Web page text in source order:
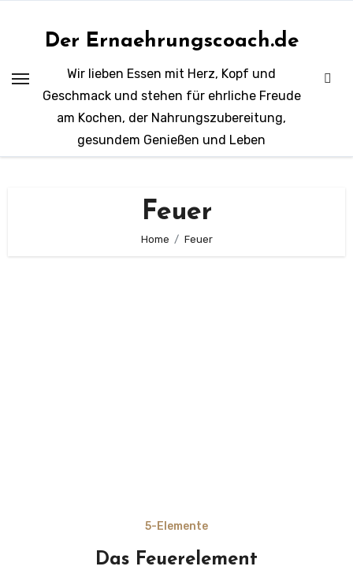
Der Ernaehrungscoach.de
Wir lieben Essen mit Herz, Kopf und
Geschmack und stehen für ehrliche Freude
am Kochen, der Nahrungszubereitung,
gesundem Genießen und Leben
Feuer
Home Feuer
5-Elemente
Das Feuerelement